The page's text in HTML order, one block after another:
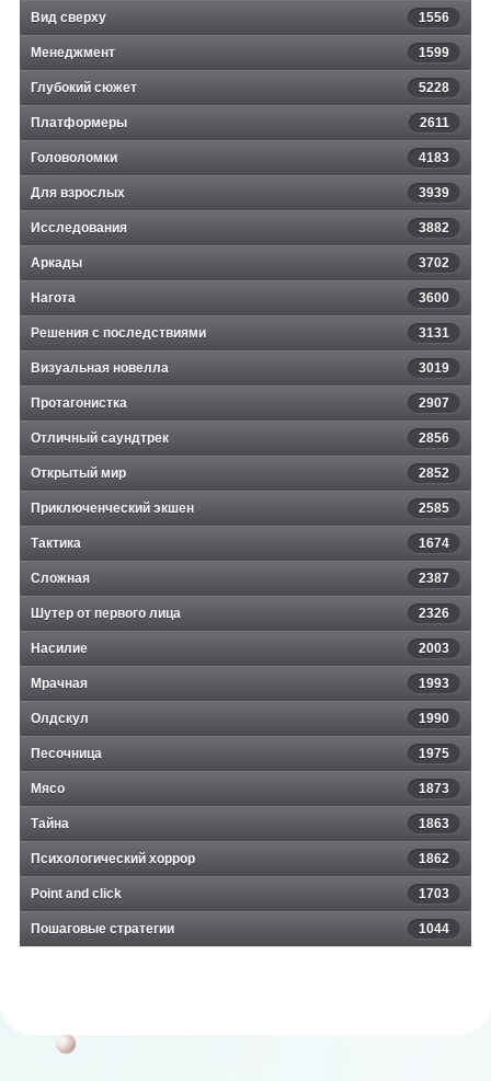
Вид сверху 1556
Менеджмент 1599
Глубокий сюжет 5228
Платформеры 2611
Головоломки 4183
Для взрослых 3939
Исследования 3882
Аркады 3702
Нагота 3600
Решения с последствиями 3131
Визуальная новелла 3019
Протагонистка 2907
Отличный саундтрек 2856
Открытый мир 2852
Приключенческий экшен 2585
Тактика 1674
Сложная 2387
Шутер от первого лица 2326
Насилие 2003
Мрачная 1993
Олдскул 1990
Песочница 1975
Мясо 1873
Тайна 1863
Психологический хоррор 1862
Point and click 1703
Пошаговые стратегии 1044